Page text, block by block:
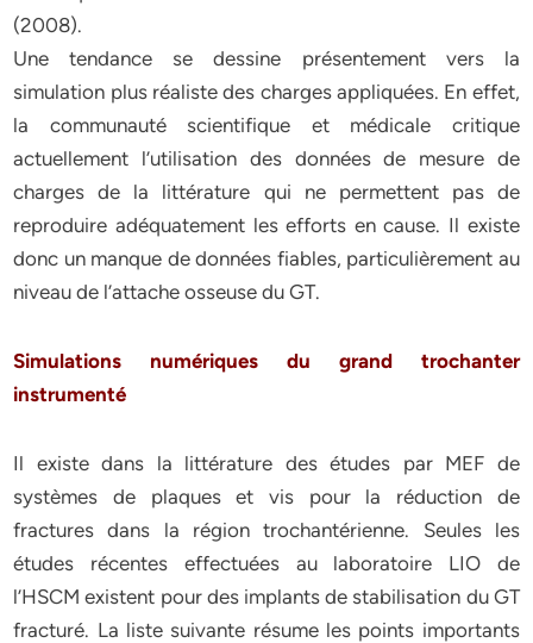
(2008).
Une tendance se dessine présentement vers la
simulation plus réaliste des charges appliquées. En effet,
la communauté scientifique et médicale critique
actuellement l’utilisation des données de mesure de
charges de la littérature qui ne permettent pas de
reproduire adéquatement les efforts en cause. Il existe
donc un manque de données fiables, particulièrement au
niveau de l’attache osseuse du GT.
Simulations numériques du grand trochanter
instrumenté
Il existe dans la littérature des études par MEF de
systèmes de plaques et vis pour la réduction de
fractures dans la région trochantérienne. Seules les
études récentes effectuées au laboratoire LIO de
l’HSCM existent pour des implants de stabilisation du GT
fracturé. La liste suivante résume les points importants